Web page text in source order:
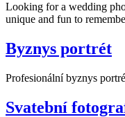
Looking for a wedding
unique and fun to
Byznys portrét
Profesionální byznys
Svatební